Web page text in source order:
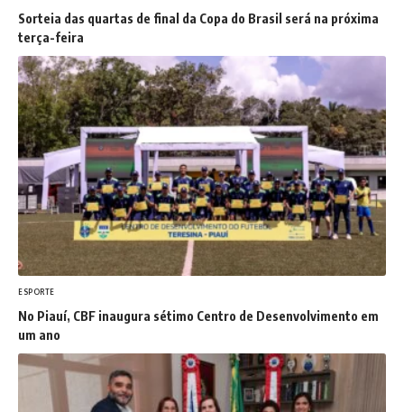
Sorteia das quartas de final da Copa do Brasil será na próxima
terça-feira
ESPORTE
No Piauí, CBF inaugura sétimo Centro de Desenvolvimento em
um ano